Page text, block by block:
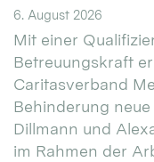
6. August 2026
Mit einer
Betreuungskraft
Caritasverband
Behinderung
Dillmann und
im Rahmen der